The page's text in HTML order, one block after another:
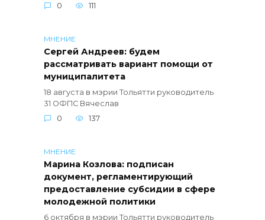
0
111
МНЕНИЕ
Сергей Андреев: будем
рассматривать вариант помощи от
муниципалитета
18 августа в мэрии Тольятти руководитель
31 ОФПС Вячеслав
0
137
МНЕНИЕ
Марина Козлова: подписан
документ, регламентирующий
предоставление субсидии в сфере
молодежной политики
6 октября в мэрии Тольятти руководитель